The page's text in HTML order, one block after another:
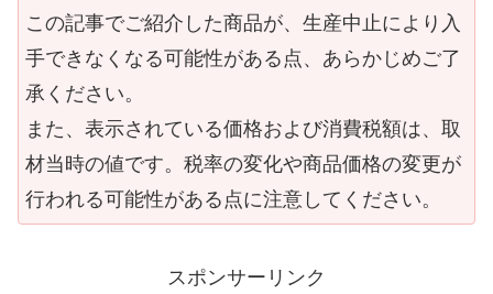
この記事でご紹介した商品が、生産中止により入
手できなくなる可能性がある点、あらかじめご了
承ください。
また、表示されている価格および消費税額は、取
材当時の値です。税率の変化や商品価格の変更が
行われる可能性がある点に注意してください。
スポンサーリンク